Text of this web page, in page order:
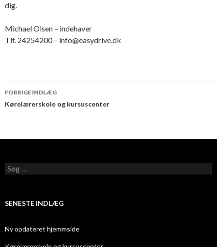
dig.
Michael Olsen – indehaver
Tlf. 24254200 – info@easydrive.dk
Indlægsnavigation
FORRIGE INDLÆG
Kørelærerskole og kursuscenter
Søg
efter:
SENESTE INDLÆG
Ny opdateret hjemmside